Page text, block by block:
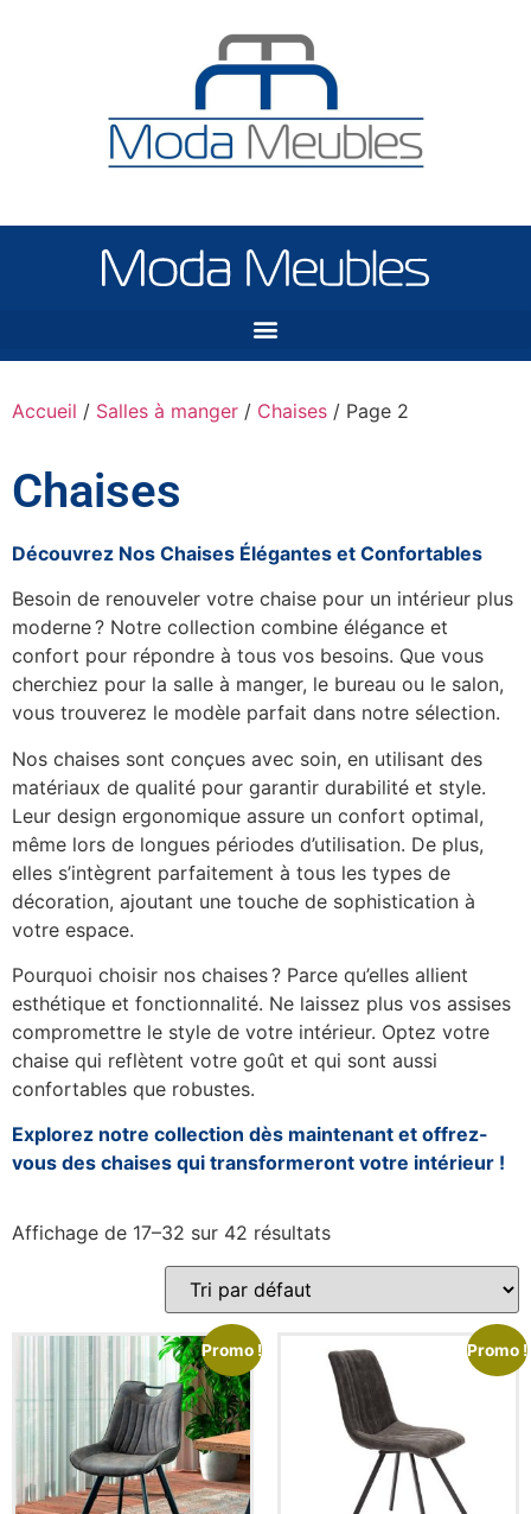
Accueil / Salles à manger / Chaises / Page 2
Chaises
Découvrez Nos Chaises Élégantes et Confortables
Besoin de renouveler votre chaise pour un intérieur plus
moderne ? Notre collection combine élégance et
confort pour répondre à tous vos besoins. Que vous
cherchiez pour la salle à manger, le bureau ou le salon,
vous trouverez le modèle parfait dans notre sélection.
Nos chaises sont conçues avec soin, en utilisant des
matériaux de qualité pour garantir durabilité et style.
Leur design ergonomique assure un confort optimal,
même lors de longues périodes d’utilisation. De plus,
elles s’intègrent parfaitement à tous les types de
décoration, ajoutant une touche de sophistication à
votre espace.
Pourquoi choisir nos chaises ? Parce qu’elles allient
esthétique et fonctionnalité. Ne laissez plus vos assises
compromettre le style de votre intérieur. Optez votre
chaise qui reflètent votre goût et qui sont aussi
confortables que robustes.
Explorez notre collection dès maintenant et offrez-
vous des chaises qui transformeront votre intérieur !
Affichage de 17–32 sur 42 résultats
Promo ! Promo !